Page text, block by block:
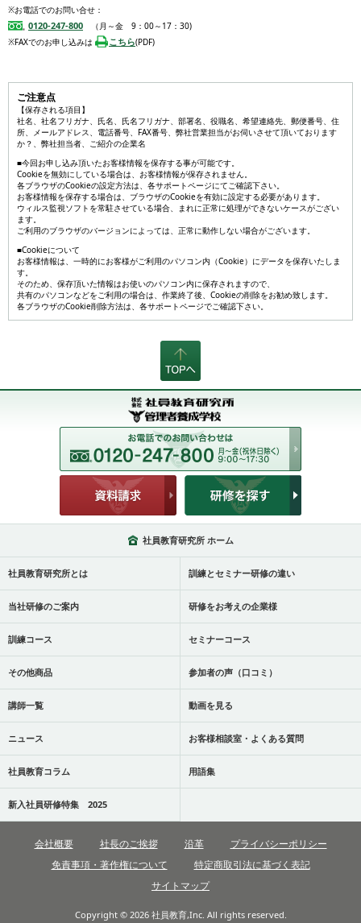
※お電話でのお問い合せ：
0120-247-800 （月～金 9：00～17：30)
※FAXでのお申し込みは
こちら(PDF)
ご注意点
【保存される項目】
社名、社名フリガナ、氏名、氏名フリガナ、部署名、役職名、希望連絡先、郵便番号、住
所、メールアドレス、電話番号、FAX番号、弊社営業担当がお伺いさせて頂いております
か？、弊社担当者、ご紹介の企業名
■今回お申し込み頂いたお客様情報を保存する事が可能です。
Cookieを無効にしている場合は、お客様情報が保存されません。
各ブラウザのCookieの設定方法は、各サポートページにてご確認下さい。
お客様情報を保存する場合は、ブラウザのCookieを有効に設定する必要があります。
ウィルス監視ソフトを常駐させている場合、まれに正常に処理ができないケースがござい
ます。
ご利用のブラウザのバージョンによっては、正常に動作しない場合がございます。
■Cookieについて
お客様情報は、一時的にお客様がご利用のパソコン内（Cookie）にデータを保存いたしま
す。
そのため、保存頂いた情報はお使いのパソコン内に保存されますので、
共有のパソコンなどをご利用の場合は、作業終了後、Cookieの削除をお勧め致します。
各ブラウザのCookie削除方法は、各サポートページでご確認下さい。
社員教育研究所 ホーム
社員教育研究所とは 訓練とセミナー研修の違い
当社研修のご案内 研修をお考えの企業様
訓練コース セミナーコース
その他商品 参加者の声（口コミ）
講師一覧 動画を見る
ニュース お客様相談室・よくある質問
社員教育コラム 用語集
新入社員研修特集 2025
会社概要 社長のご挨拶 沿革
プライバシーポリシー
免責事項・著作権について
特定商取引法に基づく表記
サイトマップ
Copyright © 2026 社員教育,Inc. All rights reserved.